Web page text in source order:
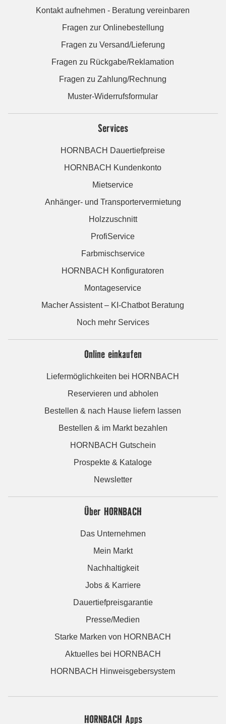
Kontakt aufnehmen - Beratung vereinbaren
Fragen zur Onlinebestellung
Fragen zu Versand/Lieferung
Fragen zu Rückgabe/Reklamation
Fragen zu Zahlung/Rechnung
Muster-Widerrufsformular
Services
HORNBACH Dauertiefpreise
HORNBACH Kundenkonto
Mietservice
Anhänger- und Transportervermietung
Holzzuschnitt
ProfiService
Farbmischservice
HORNBACH Konfiguratoren
Montageservice
Macher Assistent – KI-Chatbot Beratung
Noch mehr Services
Online einkaufen
Liefermöglichkeiten bei HORNBACH
Reservieren und abholen
Bestellen & nach Hause liefern lassen
Bestellen & im Markt bezahlen
HORNBACH Gutschein
Prospekte & Kataloge
Newsletter
Über HORNBACH
Das Unternehmen
Mein Markt
Nachhaltigkeit
Jobs & Karriere
Dauertiefpreisgarantie
Presse/Medien
Starke Marken von HORNBACH
Aktuelles bei HORNBACH
HORNBACH Hinweisgebersystem
HORNBACH Apps